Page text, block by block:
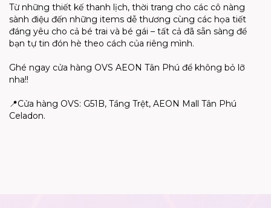
Từ những thiết kế thanh lịch, thời trang cho các cô nàng
sành điệu đến những items dễ thương cùng các họa tiết
đáng yêu cho cả bé trai và bé gái – tất cả đã sẵn sàng để
bạn tự tin đón hè theo cách của riêng mình.
Ghé ngay cửa hàng OVS AEON Tân Phú để không bỏ lỡ
nha!!
📍Cửa hàng OVS: G51B, Tầng Trệt, AEON Mall Tân Phú
Celadon.